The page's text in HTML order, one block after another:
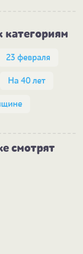
категориям
23 февраля
На 40 лет
смотрят